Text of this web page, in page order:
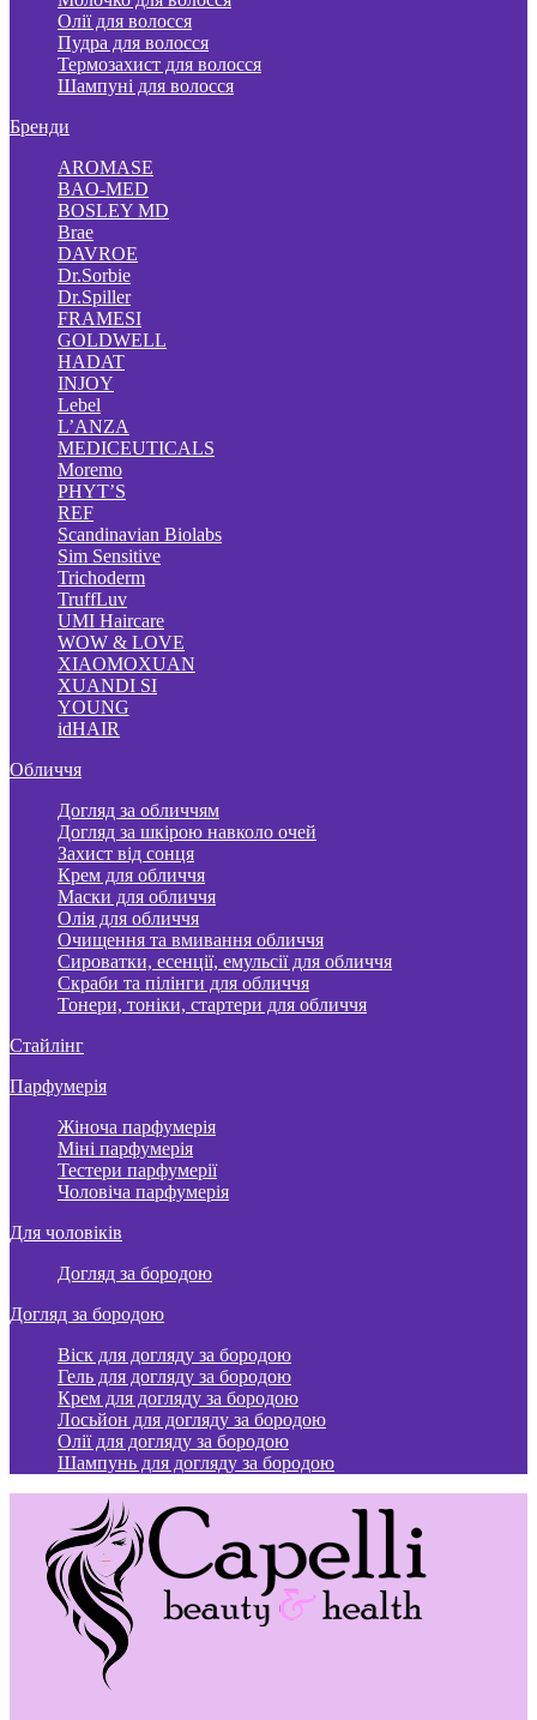
Олії для волосся
Пудра для волосся
Термозахист для волосся
Шампуні для волосся
Бренди
AROMASE
BAO-MED
BOSLEY MD
Brae
DAVROE
Dr.Sorbie
Dr.Spiller
FRAMESI
GOLDWELL
HADAT
INJOY
Lebel
L’ANZA
MEDICEUTICALS
Moremo
PHYT’S
REF
Scandinavian Biolabs
Sim Sensitive
Trichoderm
TruffLuv
UMI Haircare
WOW & LOVE
XIAOMOXUAN
XUANDI SI
YOUNG
idHAIR
Обличчя
Догляд за обличчям
Догляд за шкірою навколо очей
Захист від сонця
Крем для обличчя
Маски для обличчя
Олія для обличчя
Очищення та вмивання обличчя
Сироватки, есенції, емульсії для обличчя
Скраби та пілінги для обличчя
Тонери, тоніки, стартери для обличчя
Стайлінг
Парфумерія
Жіноча парфумерія
Міні парфумерія
Тестери парфумерії
Чоловіча парфумерія
Для чоловіків
Догляд за бородою
Догляд за бородою
Віск для догляду за бородою
Гель для догляду за бородою
Крем для догляду за бородою
Лосьйон для догляду за бородою
Олії для догляду за бородою
Шампунь для догляду за бородою